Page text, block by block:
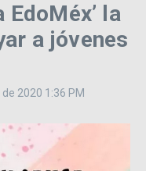
EdoMéx’ la
a jóvenes
2020 1:36 PM